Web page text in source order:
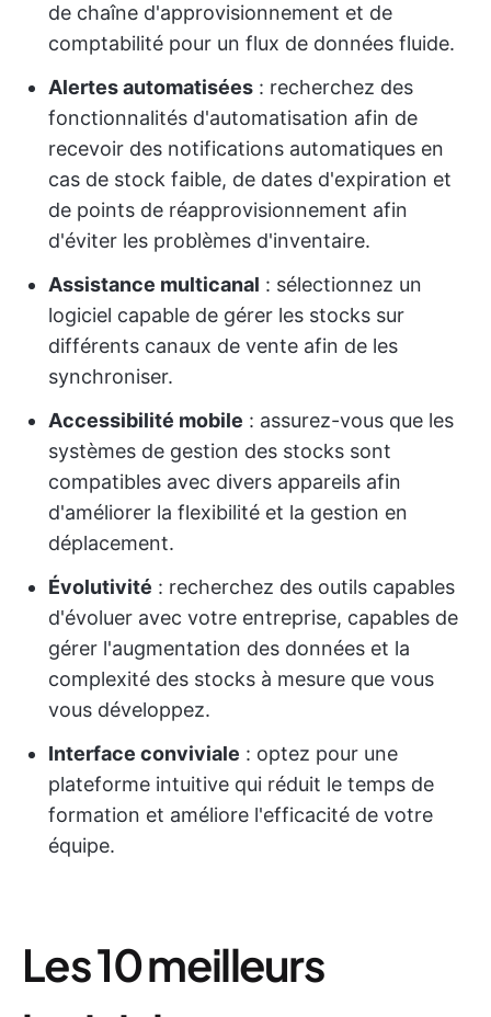
de chaîne d'approvisionnement et de
comptabilité pour un flux de données fluide.
Alertes automatisées : recherchez des
fonctionnalités d'automatisation afin de
recevoir des notifications automatiques en
cas de stock faible, de dates d'expiration et
de points de réapprovisionnement afin
d'éviter les problèmes d'inventaire.
Assistance multicanal : sélectionnez un
logiciel capable de gérer les stocks sur
différents canaux de vente afin de les
synchroniser.
Accessibilité mobile : assurez-vous que les
systèmes de gestion des stocks sont
compatibles avec divers appareils afin
d'améliorer la flexibilité et la gestion en
déplacement.
Évolutivité : recherchez des outils capables
d'évoluer avec votre entreprise, capables de
gérer l'augmentation des données et la
complexité des stocks à mesure que vous
vous développez.
Interface conviviale : optez pour une
plateforme intuitive qui réduit le temps de
formation et améliore l'efficacité de votre
équipe.
Les 10 meilleurs